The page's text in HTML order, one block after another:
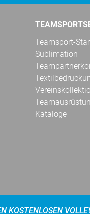
Teamsport-
Sublimation
Kataloge
KOSTENLOSEN